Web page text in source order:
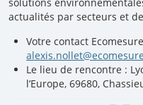
actualités par secteurs et
Votre contact
Le lieu de rencontre :
l’Europe, 69680,